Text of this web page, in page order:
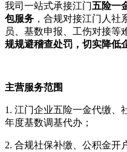
我司一站式承接江门五险一
包服务 ，合规对接江门人
员、基数申报、工伤对接等
规规避稽查处罚，切实降低
主营服务范围
1. 江门企业五险一金代缴、
年度基数调基代办；
2. 合规社保补缴、公积金开